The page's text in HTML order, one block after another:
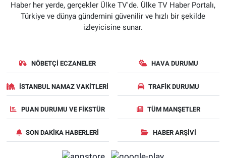
Haber her yerde, gerçekler Ülke TV'de. Ülke TV Haber Portalı,
Türkiye ve dünya gündemini güvenilir ve hızlı bir şekilde
izleyicisine sunar.
NÖBETÇI ECZANELER HAVA DURUMU
İSTANBUL NAMAZ VAKITLERI TRAFIK DURUMU
PUAN DURUMU VE FIKSTÜR TÜM MANŞETLER
SON DAKIKA HABERLERI HABER ARŞIVI